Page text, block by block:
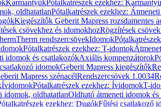
KarmantyúkPótalkatrészek ezekhez:
oldhatatlanPótalkatrészek ezekhez:
Kiegészítők Geberit Mapress rozsdamentes
csövekhez és idomokhozRögzítések
Therm rendszercsövekIdomok
Pótalkatrészek ezekhez: T-idomok
idomok és csatlakozókAxiális kompenzátorok
idomokGeberit Mapress kiegészítők
Mapress szénacélRendszercsövek 1.0034
ÍvidomokPótalkatrészek ezekhez: ÍvidomokT-
idomok, oldhatatlanOldható átmeneti idomok
ezekhez: DugókFűtési csatlakozó